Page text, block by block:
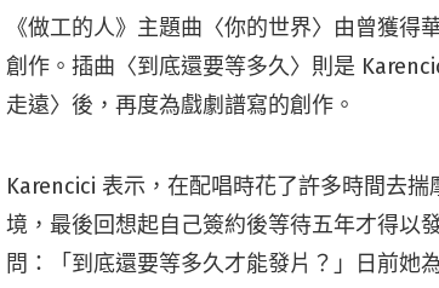
《做工的人》主題曲〈你的世界〉由曾獲
創作。插曲〈到底還要等多久〉則是
走遠〉後，再度為戲劇譜寫的創作。
Karencici 表示，在配唱時花了許多時間去
境，最後回想起自己簽約後等待五年才得以
問：「到底還要等多久才能發片？」日前她